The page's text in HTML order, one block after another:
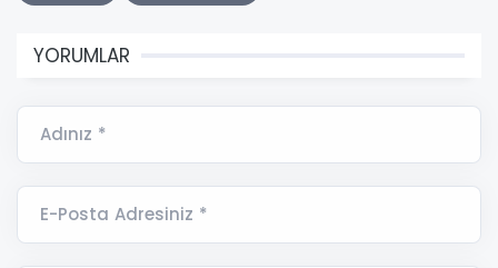
YORUMLAR
Adınız *
E-Posta Adresiniz *